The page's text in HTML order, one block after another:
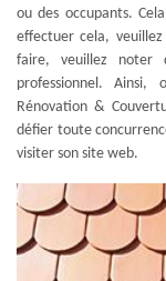
ou des occupants.
effectuer cela,
faire, veuillez noter
professionnel.
Rénovation &
défier toute
visiter son site web.